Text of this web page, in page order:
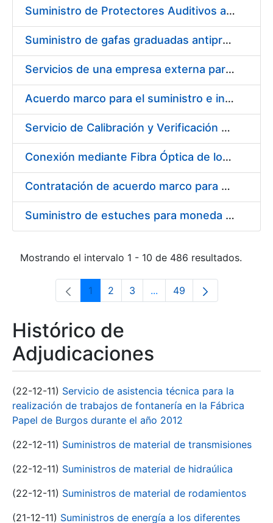
Suministro de Protectores Auditivos a medida para las personas trabajadoras de los Centros de Trabajo de Madrid y Burgos
Suministro de gafas graduadas antiproyecciones para los trabajadores de la FNMT-RCM en los centros de trabajo de Madrid y Burgos
Servicios de una empresa externa para el asesoramiento y resolución de los recursos de alzada que se presentan relacionados con procesos de selección para la FNMT-RCM
Acuerdo marco para el suministro e instalación de persianas, estores y otros complementos
Servicio de Calibración y Verificación Externa de los Equipos de Medición del Servicio de Prevención de la FNMT-RCM
Conexión mediante Fibra Óptica de los Centros de Proceso de Datos (CPDs) de las sedes de la FNMT-RCM de Burgos y Madrid
Contratación de acuerdo marco para el Suministro de Material de Electricidad para la Fábrica Nacional de Moneda y Timbre-Real Casa de la Moneda en su centro de trabajo de Burgos
Suministro de estuches para moneda de 30 €
Mostrando el intervalo 1 - 10 de 486 resultados.
Página
1 Página
2 Página
3 ...Páginas intermedias Use
Página
49
Histórico de
Adjudicaciones
(22-12-11) Servicio de asistencia técnica para la
realización de trabajos de fontanería en la Fábrica
Papel de Burgos durante el año 2012
(22-12-11) Suministros de material de transmisiones
(22-12-11) Suministros de material de hidraúlica
(22-12-11) Suministros de material de rodamientos
(21-12-11) Suministros de energía a los diferentes